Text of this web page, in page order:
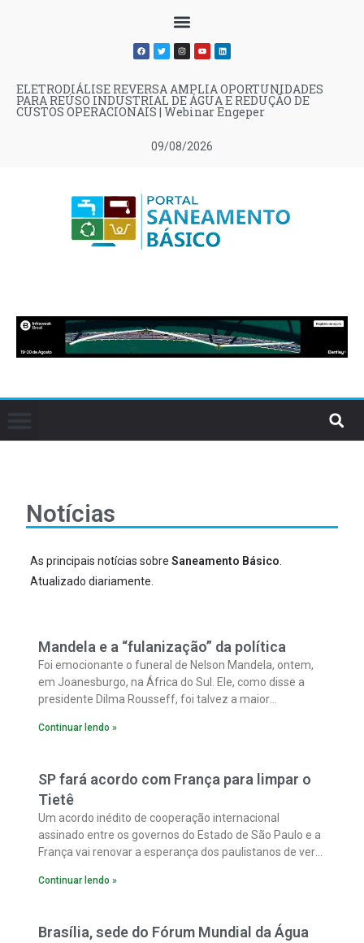
09/08/2026
ELETRODIÁLISE REVERSA AMPLIA OPORTUNIDADES
PARA REÚSO INDUSTRIAL DE ÁGUA E REDUÇÃO DE
CUSTOS OPERACIONAIS | Webinar Engeper
Notícias
As principais notícias sobreSaneamento Básico
Atualizado diariamente.
Mandela e a “fulanização” da política
Foi emocionante o funeral de Nelson Mandela, ontem,
em Joanesburgo, na África do Sul. Ele, como disse a
presidente Dilma Rousseff, foi talvez a maior
grandes estadistas e líderes, nenhum dos quais, porém,
sul-africano.
Continuar lendo »
SP fará acordo com França para limpar o
Tietê
Um acordo inédito de cooperação internacional
assinado entre os governos do Estado de São Paulo e a
França vai renovar a esperança dos paulistanos de ver
aplicada em Paris no Rio Sena.
Continuar lendo »
Brasília, sede do Fórum Mundial da Água